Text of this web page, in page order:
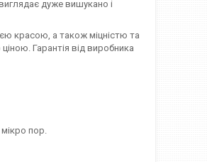
дуже вишукано і
красою, а також міцністю та
Гарантія від виробника
пор.